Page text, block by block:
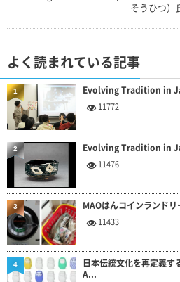
そうひつ）
よく読まれている記事
Evolving Tradition in
11772
1
Evolving Tradition in
11476
2
MAOはんコインランドリ
11433
3
日本伝統文化を再定義
A...
4